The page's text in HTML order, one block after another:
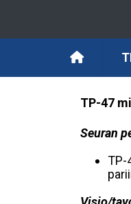
TP-47
Seuran
TP-